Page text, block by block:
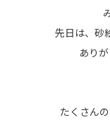
先日は、砂
あり
たくさん